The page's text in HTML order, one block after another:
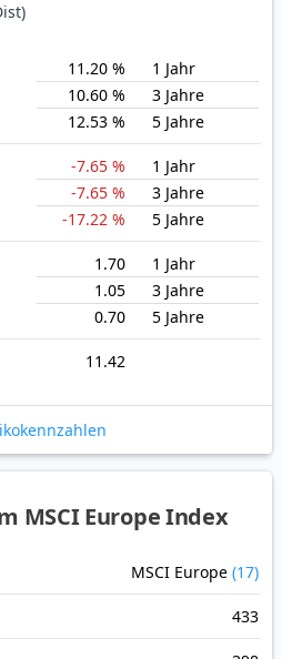
11.20 %
1 Jahr
10.60 %
3 Jahre
12.53 %
5 Jahre
-7.65 %
1 Jahr
-7.65 %
3 Jahre
-17.22 %
5 Jahre
1.70
1 Jahr
1.05
3 Jahre
0.70
5 Jahre
11.42
MSCI Europe Index
MSCI Europe (17)
433